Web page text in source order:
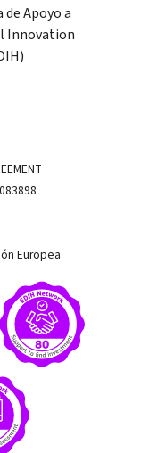
Apoyo a
Innovation
Europea